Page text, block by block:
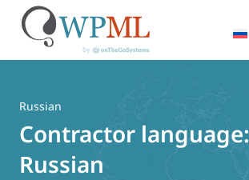
содержимому
Russian
Contractor language:
Russian